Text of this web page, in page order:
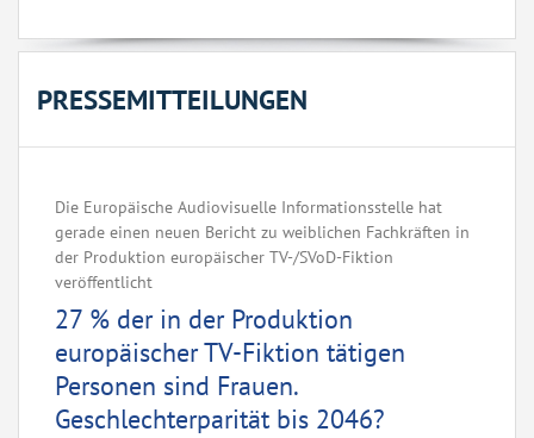
PRESSEMITTEILUNGEN
Die Europäische Audiovisuelle Informationsstelle hat
gerade einen neuen Bericht zu weiblichen Fachkräften in
der Produktion europäischer TV-/SVoD-Fiktion
veröffentlicht
27 % der in der Produktion
europäischer TV-Fiktion tätigen
Personen sind Frauen.
Geschlechterparität bis 2046?